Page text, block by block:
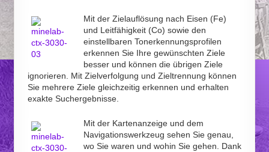
Mit der Zielauflösung nach Eisen (Fe)
und Leitfähigkeit (Co) sowie den
einstellbaren Tonerkennungsprofilen
erkennen Sie Ihre gewünschten Ziele
besser und können die übrigen Ziele
ignorieren. Mit Zielverfolgung und Zieltrennung können
Sie mehrere Ziele gleichzeitig erkennen und erhalten
exakte Suchergebnisse.
Mit der Kartenanzeige und dem
Navigationswerkzeug sehen Sie genau,
wo Sie waren und wohin Sie gehen. Dank